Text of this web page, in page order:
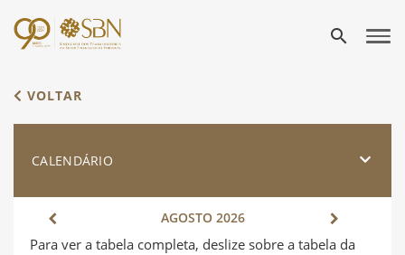
search
VOLTAR
CALENDÁRIO
AGOSTO 2026